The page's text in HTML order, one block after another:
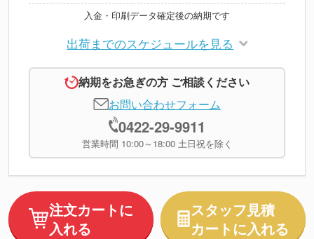
入金・印刷データ確定後の納期です
出荷までのスケジュールを見る
納期をお急ぎの方 ご相談ください
お問い合わせフォーム
0422-29-9911
営業時間 10:00～18:00 土日祝を除く
注文カートに
入れる
スタッフ見積
カートに入れる